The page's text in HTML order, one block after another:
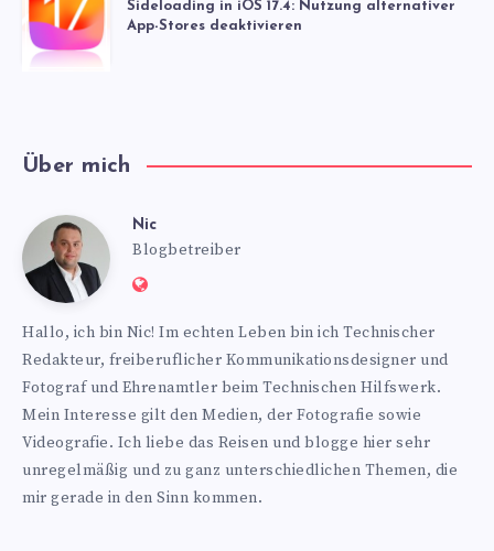
Sideloading in iOS 17.4: Nutzung alternativer
App-Stores deaktivieren
Über mich
Nic Nic
Blogbetreiber
Website:
Hallo, ich bin Nic! Im echten Leben bin ich Technischer
Redakteur, freiberuflicher Kommunikationsdesigner und
Fotograf und Ehrenamtler beim Technischen Hilfswerk.
Mein Interesse gilt den Medien, der Fotografie sowie
Videografie. Ich liebe das Reisen und blogge hier sehr
unregelmäßig und zu ganz unterschiedlichen Themen, die
mir gerade in den Sinn kommen.